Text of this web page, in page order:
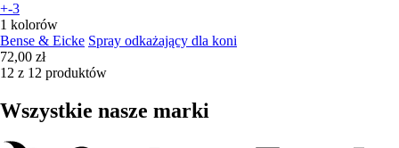
+-3
1 kolorów
Bense & Eicke Spray odkażający dla koni
72,00 zł
12 z 12 produktów
Wszystkie nasze marki